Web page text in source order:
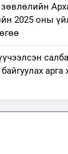
2025 оны